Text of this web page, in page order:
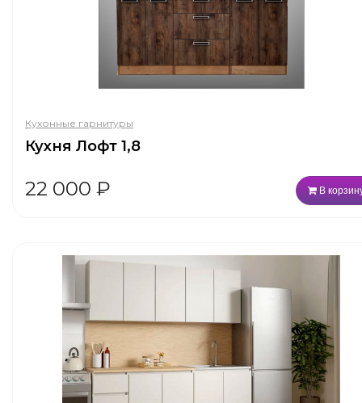
Кухонные гарнитуры
Кухня Лофт 1,8
22 000 ₽ В